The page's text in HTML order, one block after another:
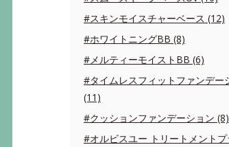
#スキンモイスチャーベース (12)
#ホワイトニングBB (8)
#メルティーモイストBB (6)
#タイムレスフィットファンデー
(11)
#クッションファンデーション (8)
#オルビスユー トリートメント